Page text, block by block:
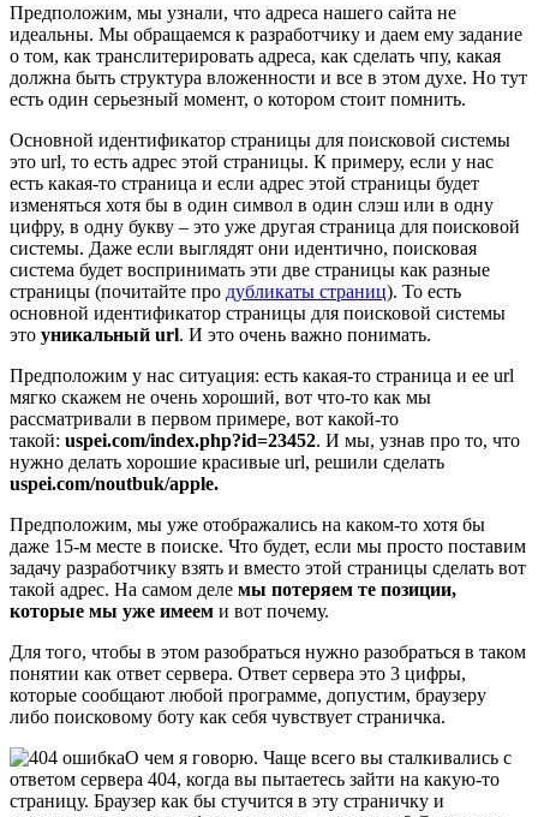
Предположим, мы узнали, что адреса нашего сайта не
идеальны. Мы обращаемся к разработчику и даем ему задание
о том, как транслитерировать адреса, как сделать чпу, какая
должна быть структура вложенности и все в этом духе. Но тут
есть один серьезный момент, о котором стоит помнить.
Основной идентификатор страницы для поисковой системы
это url, то есть адрес этой страницы. К примеру, если у нас
есть какая-то страница и если адрес этой страницы будет
изменяться хотя бы в один символ в один слэш или в одну
цифру, в одну букву – это уже другая страница для поисковой
системы. Даже если выглядят они идентично, поисковая
система будет воспринимать эти две страницы как разные
страницы (почитайте про дубликаты страниц). То есть
основной идентификатор страницы для поисковой системы
это уникальный url. И это очень важно понимать.
Предположим у нас ситуация: есть какая-то страница и ее url
мягко скажем не очень хороший, вот что-то как мы
рассматривали в первом примере, вот какой-то
такой: uspei.com/index.php?id=23452. И мы, узнав про то, что
нужно делать хорошие красивые url, решили сделать
uspei.com/noutbuk/apple.
Предположим, мы уже отображались на каком-то хотя бы
даже 15-м месте в поиске. Что будет, если мы просто поставим
задачу разработчику взять и вместо этой страницы сделать вот
такой адрес. На самом деле мы потеряем те позиции,
которые мы уже имеем и вот почему.
Для того, чтобы в этом разобраться нужно разобраться в таком
понятии как ответ сервера. Ответ сервера это 3 цифры,
которые сообщают любой программе, допустим, браузеру
либо поисковому боту как себя чувствует страничка.
О чем я говорю. Чаще всего вы сталкивались с
ответом сервера 404, когда вы пытаетесь зайти на какую-то
страницу. Браузер как бы стучится в эту страничку и